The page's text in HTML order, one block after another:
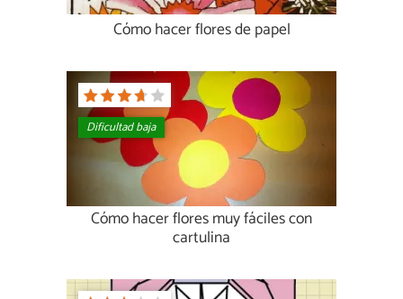
Cómo hacer flores de papel
Dificultad baja
Cómo hacer flores muy fáciles con
cartulina